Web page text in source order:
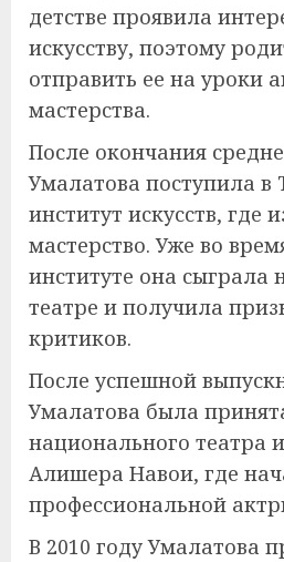
детстве проявила
искусству, поэтому
отправить ее на уроки
мастерства.
После окончания
Умалатова поступила в
институт искусств, где
мастерство. Уже во
институте она сыграла
театре и получила
критиков.
После успешной
Умалатова была
национального театра
Алишера Навои, где
профессиональной
В 2010 году Умалатова